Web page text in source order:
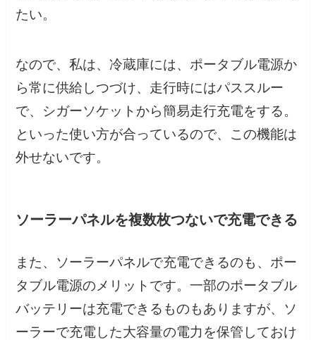
たい。
なので、私は、冷蔵庫には、ポータブル電源か
ら常に供給しつづけ、走行時にはパススルー
で、シガーソケットから簡易走行充電をする。
といった使い方が合っているので、この機能は
外せないです。
ソーラーパネルを複数枚つないで充電できる
また、ソーラーパネルで充電できるのも、ポー
タブル電源のメリットです。一部のポータブル
バッテリーは充電できるものもありますが、ソ
ーラーで充電した大容量の電力を保管しておけ